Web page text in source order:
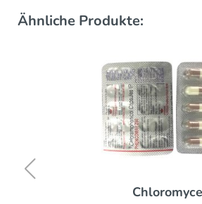
Ähnliche Produkte:
Chloromycetin